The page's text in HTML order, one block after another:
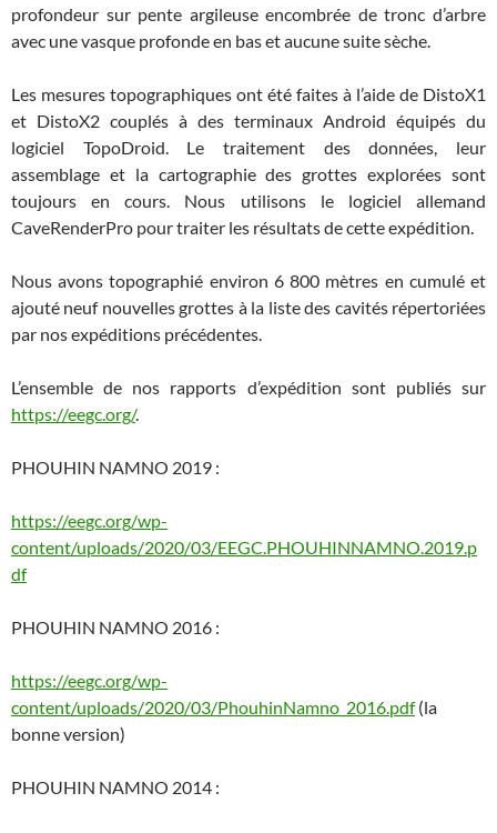
profondeur sur pente argileuse encombrée de tronc d’arbre
avec une vasque profonde en bas et aucune suite sèche.
Les mesures topographiques ont été faites à l’aide de DistoX1
et DistoX2 couplés à des terminaux Android équipés du
logiciel TopoDroid. Le traitement des données, leur
assemblage et la cartographie des grottes explorées sont
toujours en cours. Nous utilisons le logiciel allemand
CaveRenderPro pour traiter les résultats de cette expédition.
Nous avons topographié environ 6 800 mètres en cumulé et
ajouté neuf nouvelles grottes à la liste des cavités répertoriées
par nos expéditions précédentes.
L’ensemble de nos rapports d’expédition sont publiés sur
https://eegc.org/.
PHOUHIN NAMNO 2019 :
https://eegc.org/wp-
content/uploads/2020/03/EEGC.PHOUHINNAMNO.2019.p
df
PHOUHIN NAMNO 2016 :
https://eegc.org/wp-
content/uploads/2020/03/PhouhinNamno_2016.pdf(la
bonne version)
PHOUHIN NAMNO 2014 :